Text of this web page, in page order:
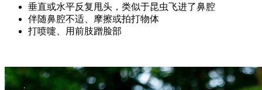
垂直或水平反复甩头，类似于昆虫飞进了鼻腔
伴随鼻腔不适、摩擦或拍打物体
打喷嚏、用前肢蹭脸部